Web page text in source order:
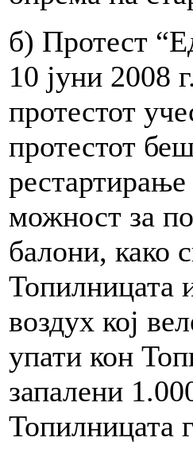
б) Протест
10 јуни 2008
протестот
протестот
можност за
балони, како
Топилницата
воздух кој
упати кон
запалени
Топилницата